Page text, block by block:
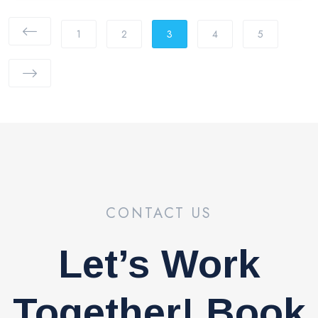
1 2 3 4 5
CONTACT US
Let’s Work